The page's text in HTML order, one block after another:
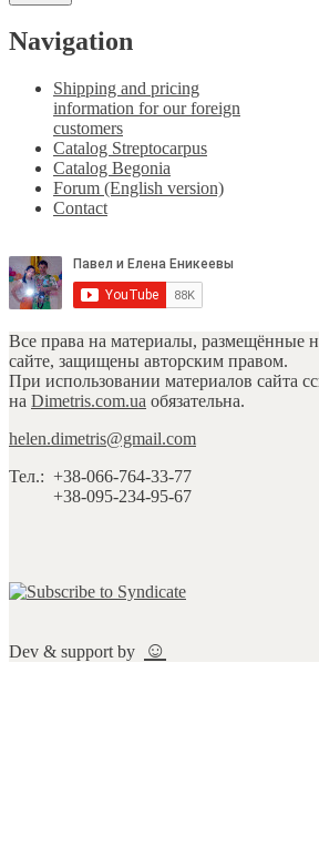
Navigation
Shipping and pricing
information for our foreign
customers
Catalog Streptocarpus
Catalog Begonia
Forum (English version)
Contact
Все права на материалы, размещённые
сайте, защищены авторским правом.
При использовании материалов сайта
на Dimetris.com.ua обязательна.
helen.dimetris@gmail.com
Тел.: +38-066-764-33-77
+38-095-234-95-67
Dev & support by ☺